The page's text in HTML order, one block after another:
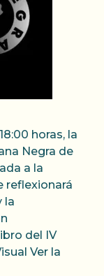
horas, la
Negra de
a la
reflexionará
la
del IV
Ver la